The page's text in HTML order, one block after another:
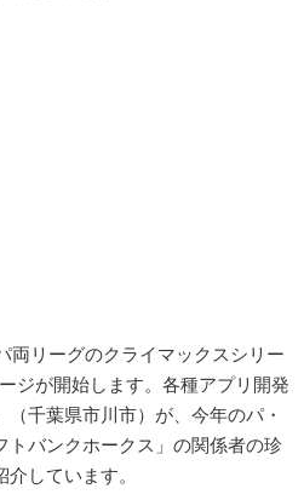
リーグのクライマックスシリー
ジが開始します。各種アプリ開発
千葉県市川市）が、今年のパ・
トバンクホークス」の関係者の珍
しています。